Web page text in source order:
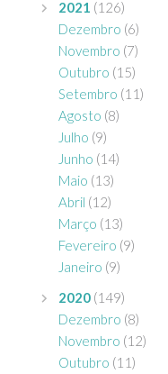
2021 (126)
Dezembro (6)
Novembro (7)
Outubro (15)
Setembro (11)
Agosto (8)
Julho (9)
Junho (14)
Maio (13)
Abril (12)
Março (13)
Fevereiro (9)
Janeiro (9)
2020 (149)
Dezembro (8)
Novembro (12)
Outubro (11)